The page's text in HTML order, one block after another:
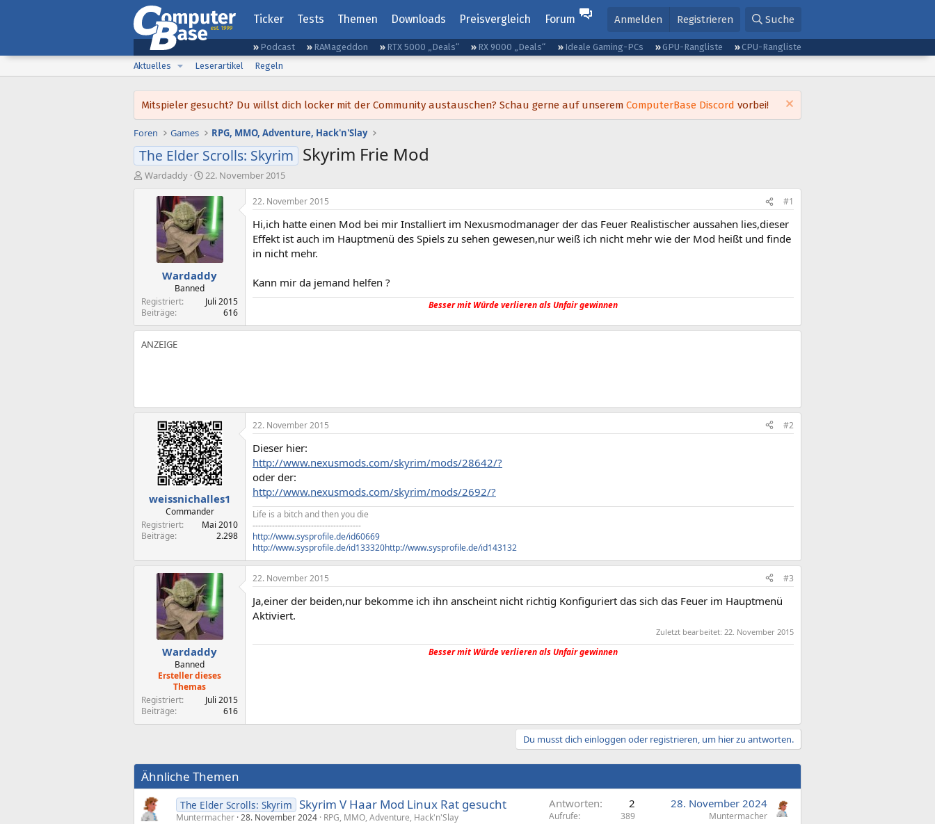
Ticker Tests Themen Downloads Preisvergleich Forum Anmelden Registrieren Suche
Podcast RAMageddon RTX 5000 „Deals“ RX 9000 „Deals“ Ideale Gaming-PCs GPU-Rangliste
CPU-Rangliste
Aktuelles
Leserartikel Regeln
Mitspieler gesucht? Du willst dich locker mit der Community austauschen? Schau gerne auf unserem ComputerBase Discord vorbei!
Foren Games RPG, MMO, Adventure, Hack'n'Slay
The Elder Scrolls: Skyrim Skyrim Frie Mod
E
Wardaddy
E
s
t
e
l
t
a
22. November 2015
Wardaddy
Banned
Registriert
Juli 2015
Beiträge
616
22. November 2015 #1
Hi,ich hatte einen Mod bei mir Installiert im Nexusmodmanager der das Feuer Realistischer aussahen lies,dieser
Effekt ist auch im Hauptmenü des Spiels zu sehen gewesen,nur weiß ich nicht mehr wie der Mod heißt und finde
in nicht mehr.
Kann mir da jemand helfen ?
Besser mit Würde verlieren als Unfair gewinnen
weissnichalles1
Commander
Registriert
Mai 2010
Beiträge
2.298
22. November 2015 #2
Dieser hier:
http://www.nexusmods.com/skyrim/mods/28642/?
oder der:
http://www.nexusmods.com/skyrim/mods/2692/?
Life is a bitch and then you die
---------------------------------------
http://www.sysprofile.de/id60669
http://www.sysprofile.de/id133320http://www.sysprofile.de/id143132
Wardaddy
Banned
Ersteller dieses
Themas
Registriert
Juli 2015
Beiträge
616
22. November 2015 #3
Ja,einer der beiden,nur bekomme ich ihn anscheint nicht richtig Konfiguriert das sich das Feuer im Hauptmenü
Aktiviert.
Zuletzt bearbeitet: 22. November 2015
Besser mit Würde verlieren als Unfair gewinnen
Du musst dich einloggen oder registrieren, um hier zu antworten.
Ähnliche Themen
The Elder Scrolls: Skyrim Skyrim V Haar Mod Linux Rat gesucht
Muntermacher 28. November 2024 RPG, MMO, Adventure, Hack'n'Slay
Antworten 2
Aufrufe 389
28. November 2024
Muntermacher